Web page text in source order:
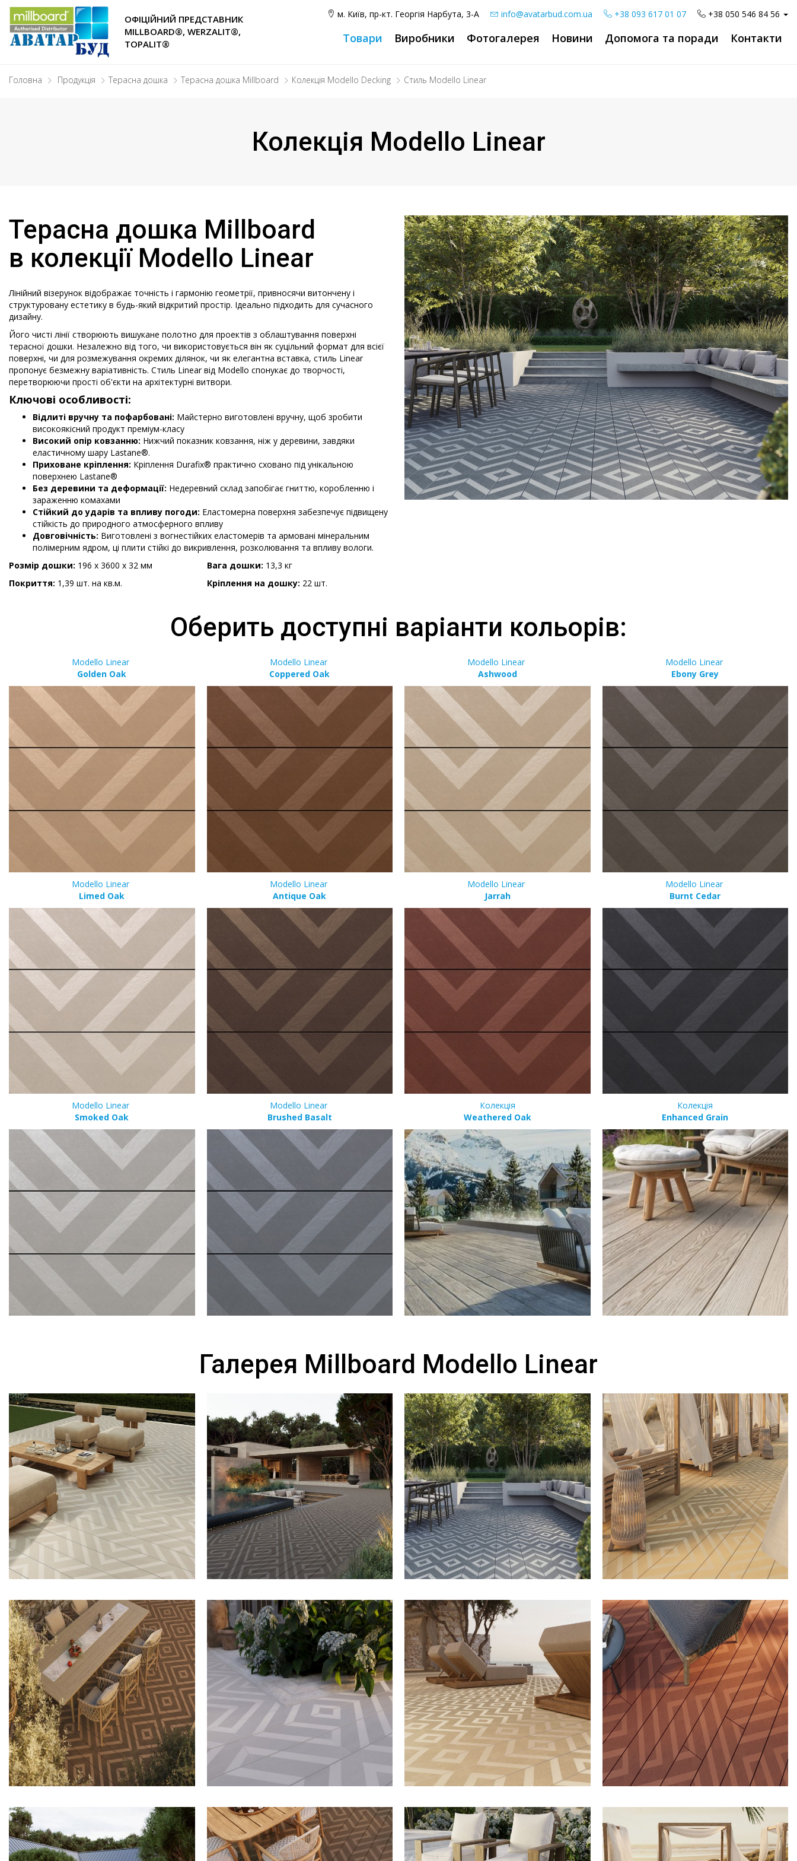
ОФІЦІЙНИЙ ПРЕДСТАВНИК
MILLBOARD®, WERZALIT®,
TOPALIT®
м. Київ, пр-кт. Георгія Нарбута, 3-А info@avatarbud.com.ua +38 093 617 01 07 +38 050 546 84 56
Товари Виробники Фотогалерея Новини Допомога та поради Контакти
Головна Продукція Терасна дошка Терасна дошка Millboard Колекція Modello Decking Стиль Modello Linear
Колекція Modello Linear
Терасна дошка Millboard
в колекції Modello Linear
Лінійний візерунок відображає точність і гармонію геометрії, привносячи витончену і
структуровану естетику в будь-який відкритий простір. Ідеально підходить для сучасного
дизайну.
Його чисті лінії створюють вишукане полотно для проектів з облаштування поверхні
терасної дошки. Незалежно від того, чи використовується він як суцільний формат для всієї
поверхні, чи для розмежування окремих ділянок, чи як елегантна вставка, стиль Linear
пропонує безмежну варіативність. Стиль Linear від Modello спонукає до творчості,
перетворюючи прості об'єкти на архітектурні витвори.
Ключові особливості:
Відлиті вручну та пофарбовані: Майстерно виготовлені вручну, щоб зробити
високоякісний продукт преміум-класу
Високий опір ковзанню: Нижчий показник ковзання, ніж у деревини, завдяки
еластичному шару Lastane®.
Приховане кріплення: Кріплення Durafix® практично сховано під унікальною
поверхнею Lastane®
Без деревини та деформації: Недеревний склад запобігає гниттю, коробленню і
зараженню комахами
Стійкий до ударів та впливу погоди: Еластомерна поверхня забезпечує підвищену
стійкість до природного атмосферного впливу
Довговічність: Виготовлені з вогнестійких еластомерів та армовані мінеральним
полімерним ядром, ці плити стійкі до викривлення, розколювання та впливу вологи.
Розмір дошки: 196 х 3600 х 32 мм
Покриття: 1,39 шт. на кв.м.
Вага дошки: 13,3 кг
Кріплення на дошку: 22 шт.
Оберить доступні варіанти кольорів:
Modello Linear
Golden Oak
Modello Linear
Coppered Oak
Modello Linear
Ashwood
Modello Linear
Ebony Grey
Modello Linear
Limed Oak
Modello Linear
Antique Oak
Modello Linear
Jarrah
Modello Linear
Burnt Cedar
Modello Linear
Smoked Oak
Modello Linear
Brushed Basalt
Колекція
Weathered Oak
Колекція
Enhanced Grain
Галерея Millboard Modello Linear